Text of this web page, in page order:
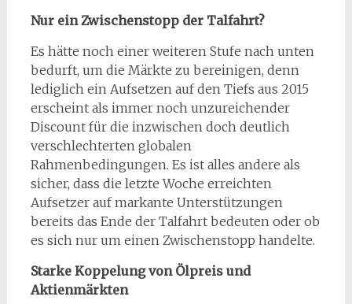
Nur ein Zwischenstopp der Talfahrt?
Es hätte noch einer weiteren Stufe nach unten
bedurft, um die Märkte zu bereinigen, denn
lediglich ein Aufsetzen auf den Tiefs aus 2015
erscheint als immer noch unzureichender
Discount für die inzwischen doch deutlich
verschlechterten globalen
Rahmenbedingungen. Es ist alles andere als
sicher, dass die letzte Woche erreichten
Aufsetzer auf markante Unterstützungen
bereits das Ende der Talfahrt bedeuten oder ob
es sich nur um einen Zwischenstopp handelte.
Starke Koppelung von Ölpreis und
Aktienmärkten